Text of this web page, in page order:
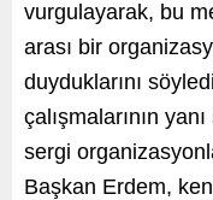
vurgulayarak, bu
arası bir
duyduklarını
çalışmalarının
sergi
Başkan Erdem,